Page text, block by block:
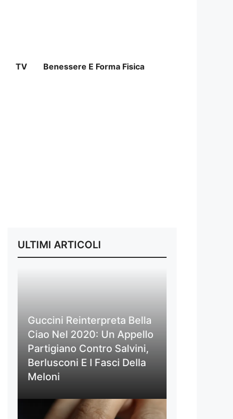
TV Benessere E Forma Fisica
ULTIMI ARTICOLI
Guccini Reinterpreta Bella
Ciao Nel 2020: Un Appello
Partigiano Contro Salvini,
Berlusconi E I Fasci Della
Meloni